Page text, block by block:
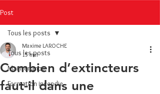
Post
Tous les posts
Maintenance
Formation incendie
Tous les posts
Combien d’extincteurs
faut-il dans une
Maxime LAROCHE
15 mai